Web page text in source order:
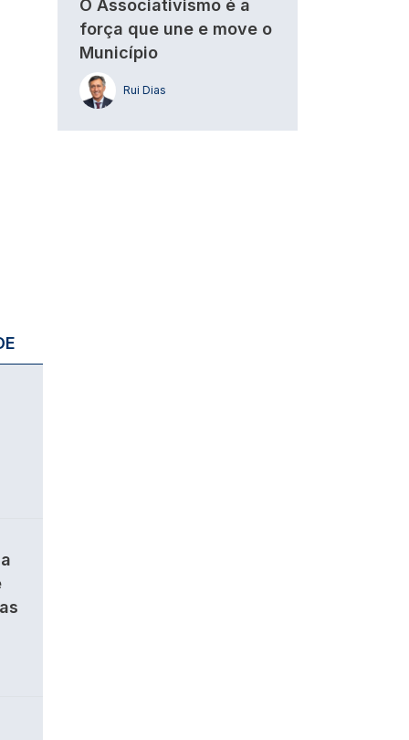
O Associativismo é a
força que une e move o
Município
Rui Dias